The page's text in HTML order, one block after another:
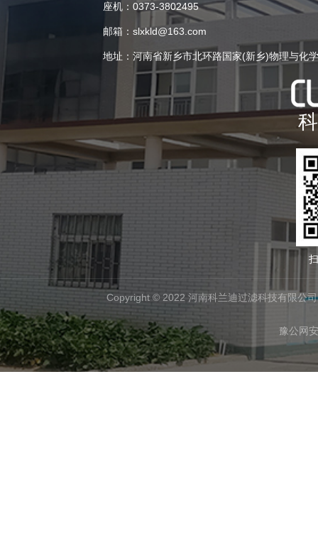
座机：0373-3802495
邮箱：slxkld@163.com
地址：河南省新乡市北环路国家(新乡)物理与化
Copyright © 2022 河南科兰迪过滤科技有限公
豫公网